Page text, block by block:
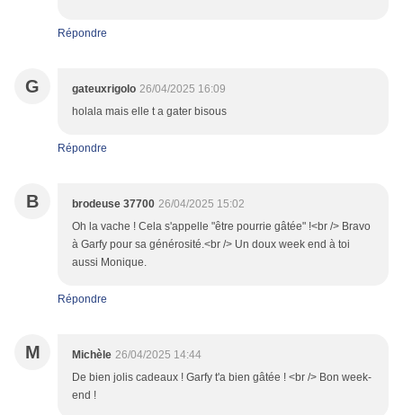
Répondre
G gateuxrigolo 26/04/2025 16:09
holala mais elle t a gater bisous
Répondre
B brodeuse 37700 26/04/2025 15:02
Oh la vache ! Cela s'appelle "être pourrie gâtée" !<br /> Bravo
à Garfy pour sa générosité.<br /> Un doux week end à toi
aussi Monique.
Répondre
M Michèle 26/04/2025 14:44
De bien jolis cadeaux ! Garfy t'a bien gâtée ! <br /> Bon week-
end !